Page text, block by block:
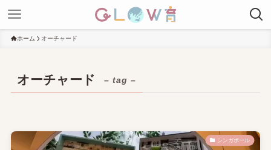
ホーム オーチャード
オーチャード – tag –
シンガポール